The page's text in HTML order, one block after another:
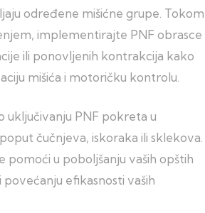
određene mišićne grupe. Tokom
implementirajte PNF obrasce
ili ponovljenih kontrakcija kako
mišića i motoričku kontrolu.
uključivanju PNF pokreta u
čučnjeva, iskoraka ili sklekova.
pomoći u poboljšanju vaših opštih
efikasnosti vaših